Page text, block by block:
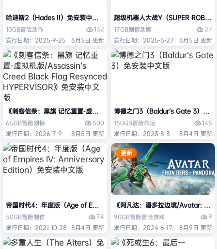
哈迪斯2（Hades II）免安装中文版
10GB冒险动作
132
发行日期：2025-9-25
8月5日 更新
超级机器人大战Y（SUPER
17GB剧情动画
27
发行日期：2025-8-27
8月5日 更新
《刺客信条：黑旗 记忆重置-虚拟机版/Assassin’s Creed Black Flag
65GB冒险剧情
500
发行日期：2026-7-9
8月5日 更新
博德之门3（Baldur’s Gate 3）免安
150GB冒险命运
145
发行日期：2023-8-3
8月4日 更新
帝国时代4：年度版（Age of Empires IV: Anniversary Edition）免安装
50GB冒险制作
74
发行日期：2021-10-28 8月4日 更新
更新
《阿凡达：潘多拉边境/Avatar:
90GB冒险冒险游戏
9
发行日期：2024-6-17
8月9日 更新